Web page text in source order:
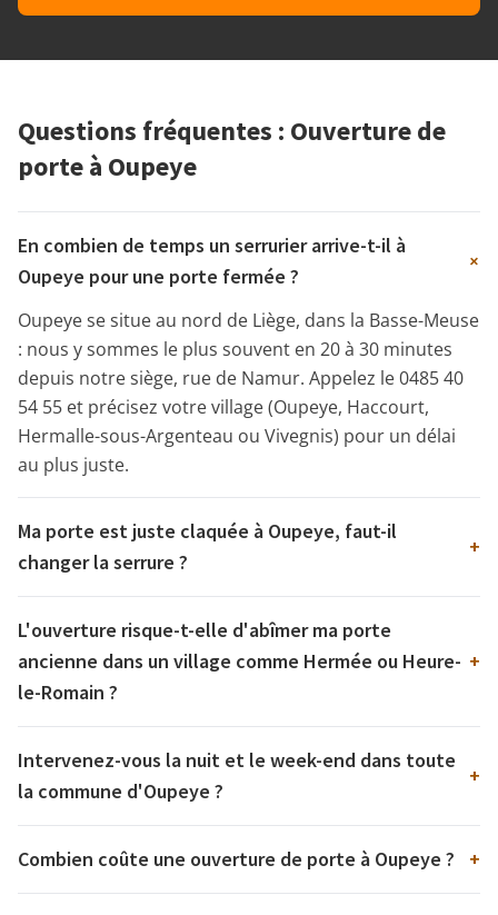
Questions fréquentes : Ouverture de
porte à Oupeye
En combien de temps un serrurier arrive-t-il à
Oupeye pour une porte fermée ?
+
Oupeye se situe au nord de Liège, dans la Basse-Meuse
: nous y sommes le plus souvent en 20 à 30 minutes
depuis notre siège, rue de Namur. Appelez le 0485 40
54 55 et précisez votre village (Oupeye, Haccourt,
Hermalle-sous-Argenteau ou Vivegnis) pour un délai
au plus juste.
Ma porte est juste claquée à Oupeye, faut-il
changer la serrure ?
+
L'ouverture risque-t-elle d'abîmer ma porte
ancienne dans un village comme Hermée ou Heure-
le-Romain ?
+
Intervenez-vous la nuit et le week-end dans toute
la commune d'Oupeye ?
+
Combien coûte une ouverture de porte à Oupeye ? +